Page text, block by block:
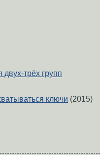
двух-трёх групп
ключи (2015)